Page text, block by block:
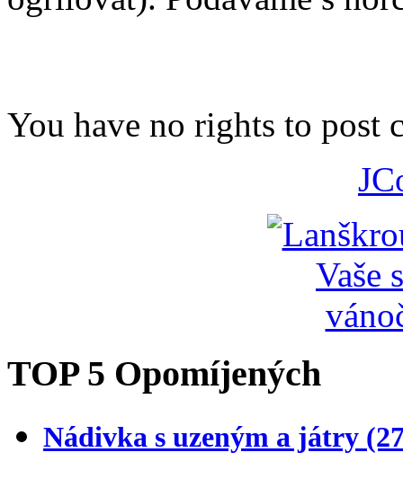
You have no rights to post
TOP 5 Opomíjených
Nádivka s uzeným a játry